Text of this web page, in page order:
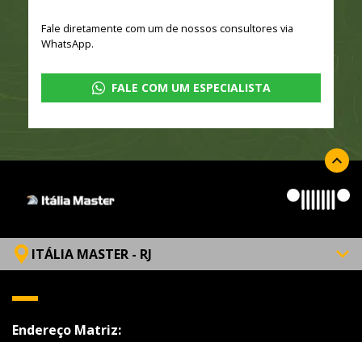
Fale diretamente com um de nossos consultores via
WhatsApp.
FALE COM UM ESPECIALISTA
ITÁLIA MASTER - RJ
Endereço Matriz: